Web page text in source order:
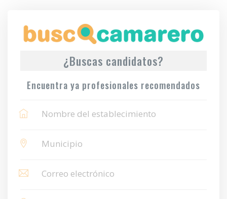
¿Buscas candidatos?
Encuentra ya profesionales recomendados